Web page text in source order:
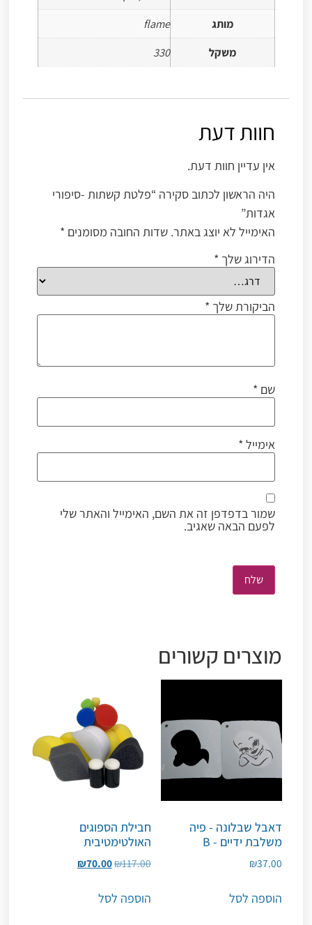
מותג
flame
משקל
330
חוות דעת
אין עדיין חוות דעת.
היה הראשון לכתוב סקירה “פלטת קשתות -סיפורי
אגדות”
האימייל לא יוצג באתר. שדות החובה מסומנים *
הדירוג שלך *
הביקורת שלך *
שם *
אימייל*
שמור בדפדפן זה את השם, האימייל והאתר שלי
לפעם הבאה שאגיב.
מוצרים קשורים
דאבל שבלונה - פיה
משלבת ידיים - B
₪37.00
הוספה לסל
חבילת הספוגים
האולטימטיבית
₪117.00
₪70.00
הוספה לסל